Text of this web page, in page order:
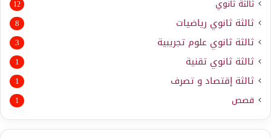
ثالثة ثانوي 12
ثالثة ثانوي رياضيات 8
ثالثة ثانوي علوم تجريبية 3
ثالثة ثانوي تقنية 1
ثالثة إقتصاد و تصرف 1
قصص 1